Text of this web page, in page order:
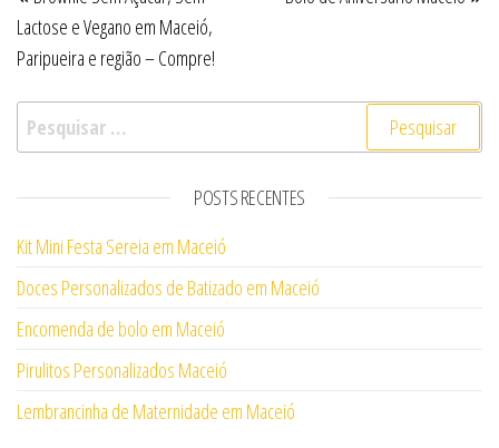
Lactose e Vegano em Maceió,
Paripueira e região – Compre!
Pesquisar por:
POSTS RECENTES
Kit Mini Festa Sereia em Maceió
Doces Personalizados de Batizado em Maceió
Encomenda de bolo em Maceió
Pirulitos Personalizados Maceió
Lembrancinha de Maternidade em Maceió